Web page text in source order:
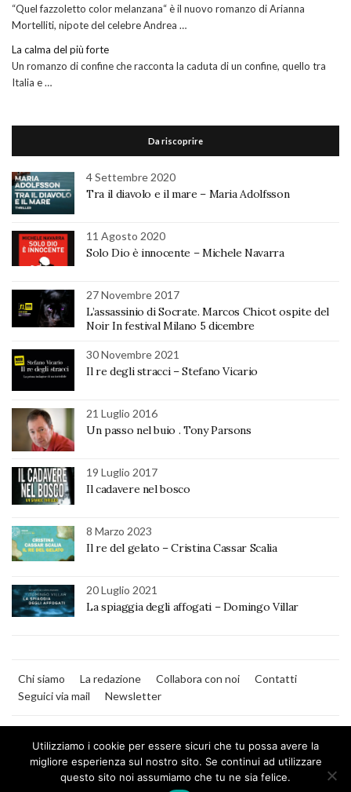
“Quel fazzoletto color melanzana“ è il nuovo romanzo di Arianna
Mortelliti, nipote del celebre Andrea …
La calma del più forte
Un romanzo di confine che racconta la caduta di un confine, quello tra
Italia e …
Da riscoprire
4 Settembre 2020
Tra il diavolo e il mare – Maria Adolfsson
11 Agosto 2020
Solo Dio è innocente – Michele Navarra
27 Novembre 2017
L’assassinio di Socrate. Marcos Chicot ospite del
Noir In festival Milano 5 dicembre
30 Novembre 2021
Il re degli stracci – Stefano Vicario
21 Luglio 2016
Un passo nel buio . Tony Parsons
19 Luglio 2017
Il cadavere nel bosco
8 Marzo 2023
Il re del gelato – Cristina Cassar Scalia
20 Luglio 2021
La spiaggia degli affogati – Domingo Villar
Chi siamo La redazione Collabora con noi
Contatti
Seguici via mail
Newsletter
Utilizziamo i cookie per essere sicuri che tu possa avere la
migliore esperienza sul nostro sito. Se continui ad utilizzare
questo sito noi assumiamo che tu ne sia felice.